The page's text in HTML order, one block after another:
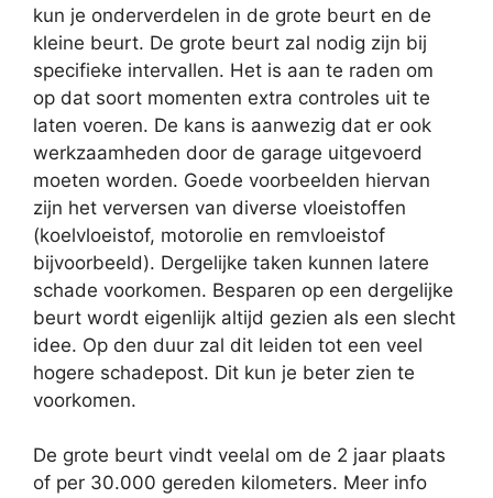
kun je onderverdelen in de grote beurt en de
kleine beurt. De grote beurt zal nodig zijn bij
specifieke intervallen. Het is aan te raden om
op dat soort momenten extra controles uit te
laten voeren. De kans is aanwezig dat er ook
werkzaamheden door de garage uitgevoerd
moeten worden. Goede voorbeelden hiervan
zijn het verversen van diverse vloeistoffen
(koelvloeistof, motorolie en remvloeistof
bijvoorbeeld). Dergelijke taken kunnen latere
schade voorkomen. Besparen op een dergelijke
beurt wordt eigenlijk altijd gezien als een slecht
idee. Op den duur zal dit leiden tot een veel
hogere schadepost. Dit kun je beter zien te
voorkomen.
De grote beurt vindt veelal om de 2 jaar plaats
of per 30.000 gereden kilometers. Meer info